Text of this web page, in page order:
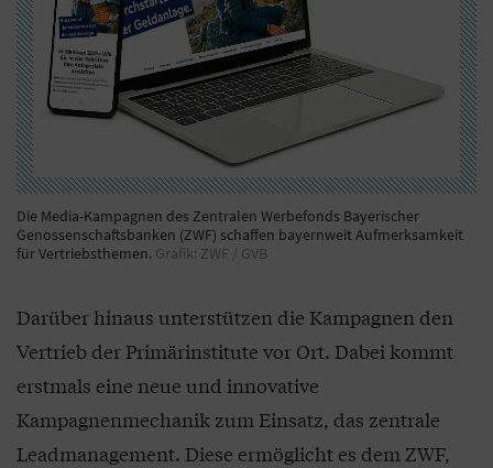
Die Media-Kampagnen des Zentralen Werbefonds Bayerischer
Genossenschaftsbanken (ZWF) schaffen bayernweit Aufmerksamkeit
für Vertriebsthemen. Grafik: ZWF / GVB
Darüber hinaus unterstützen die Kampagnen den
Vertrieb der Primärinstitute vor Ort. Dabei kommt
erstmals eine neue und innovative
Kampagnenmechanik zum Einsatz, das zentrale
Leadmanagement. Diese ermöglicht es dem ZWF,